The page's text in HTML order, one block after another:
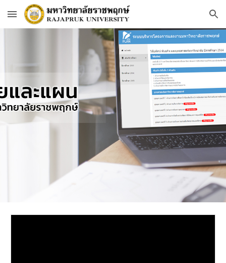
Skip to main content Skip to navigation